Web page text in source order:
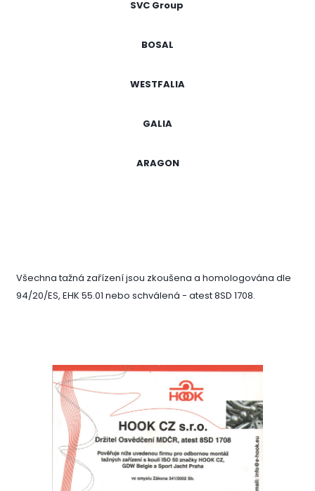
SVC Group
BOSAL
WESTFALIA
GALIA
ARAGON
Všechna tažná zařízení jsou zkoušena a homologována dle
94/20/ES, EHK 55.01 nebo schválená - atest 8SD 1708.